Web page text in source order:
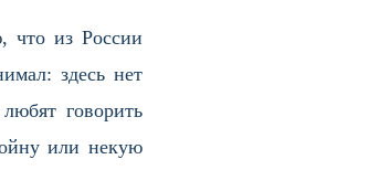
что из России
здесь нет
говорить
или некую